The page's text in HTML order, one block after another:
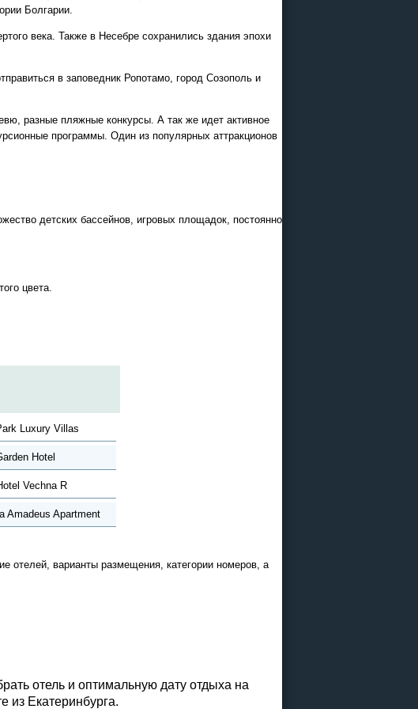
Болгарии.
века. Также в Несебре сохранились здания эпохи
в заповедник Ропотамо, город Созополь и
разные пляжные конкурсы. А так же идет активное
программы. Один из популярных аттракционов
детских бассейнов, игровых площадок, постоянно
цвета.
Luxury Villas
Hotel
Vechna R
Amadeus Apartment
отелей, варианты размещения, категории номеров, а
отель и оптимальную дату отдыха на
из Екатеринбурга.